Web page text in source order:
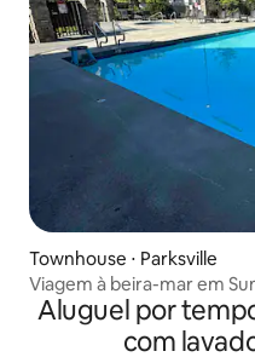
Townhouse ⋅ Parksville
Viagem à beira-mar em
Aluguel por
com